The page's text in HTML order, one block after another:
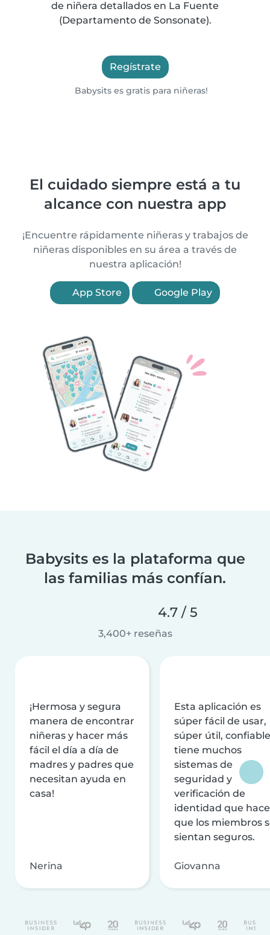
de niñera detallados en La Fuente
(Departamento de Sonsonate).
Regístrate
Babysits es gratis para niñeras!
El cuidado siempre está a tu
alcance con nuestra app
¡Encuentre rápidamente niñeras y trabajos de
niñeras disponibles en su área a través de
nuestra aplicación!
App Store Google Play
Babysits es la plataforma que
las familias más confían.
4.7 / 5
3,400+ reseñas
¡Hermosa y segura
manera de encontrar
niñeras y hacer más
fácil el día a día de
madres y padres que
necesitan ayuda en
casa!
Nerina
Esta aplicación es
súper fácil de usar,
súper útil,
tiene muchos
sistemas de
seguridad y
verificación de
identidad que
que los miembros
sientan seguros.
Giovanna